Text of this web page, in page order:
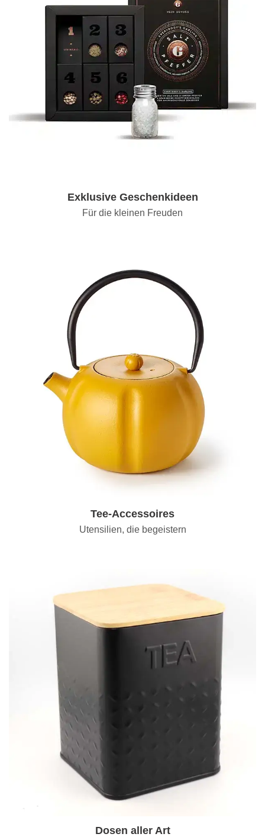
Exklusive Geschenkideen
Für die kleinen Freuden
Tee-Accessoires
Utensilien, die begeistern
Dosen aller Art